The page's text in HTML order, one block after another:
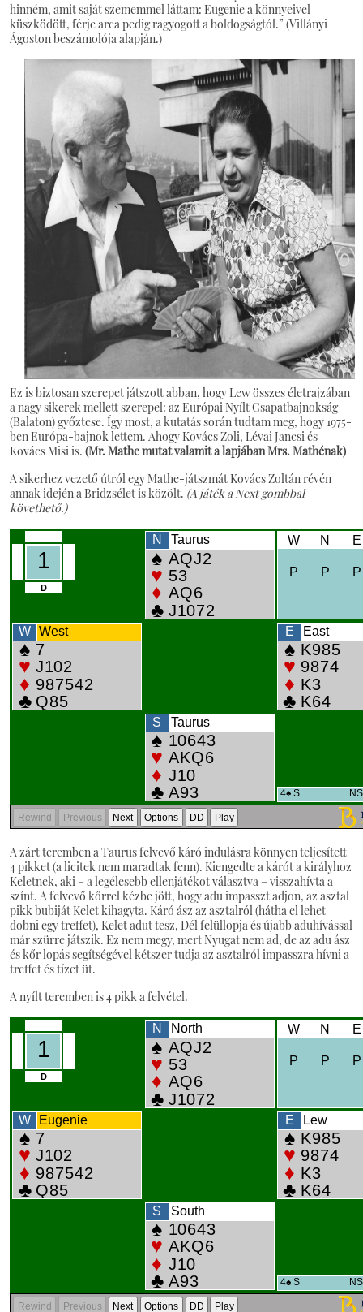
hinném, amit saját szememmel láttam: Eugenie a könnyeivel
küszködött, férje arca pedig ragyogott a boldogságtól.” (Villányi
Ágoston beszámolója alapján.)
Ez is biztosan szerepet játszott abban, hogy Lew összes életrajzában
a nagy sikerek mellett szerepel: az Európai Nyílt Csapatbajnokság
(Balaton) győztese. Így most, a kutatás során tudtam meg, hogy 1975-
ben Európa-bajnok lettem. Ahogy Kovács Zoli, Lévai Jancsi és
Kovács Misi is. (Mr. Mathe mutat valamit a lapjában Mrs. Mathénak)
A sikerhez vezető útról egy Mathe-játszmát Kovács Zoltán révén
annak idején a Bridzsélet is közölt. (A játék a Next gombbal
követhető.)
A zárt teremben a Taurus felvevő káró indulásra könnyen teljesített
4 pikket (a licitek nem maradtak fenn). Kiengedte a kárót a királyhoz
Keletnek, aki – a legélesebb ellenjátékot választva – visszahívta a
színt. A felvevő kőrrel kézbe jött, hogy adu impasszt adjon, az asztal
pikk bubiját Kelet kihagyta. Káró ász az asztalról (hátha el lehet
dobni egy treffet), Kelet adut tesz, Dél felüllopja és újabb aduhívással
már szürre játszik. Ez nem megy, mert Nyugat nem ad, de az adu ász
és kőr lopás segítségével kétszer tudja az asztalról impasszra hívni a
treffet és tízet üt.
A nyílt teremben is 4 pikk a felvétel.